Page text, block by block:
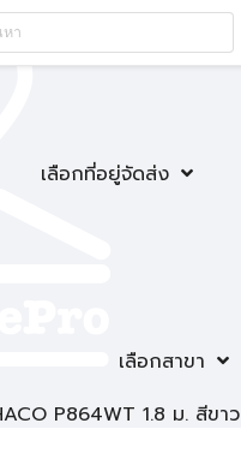
เลือกที่อยู่จัดส่ง
เลือกสาขา
P864WT 1.8 ม. สีขาว